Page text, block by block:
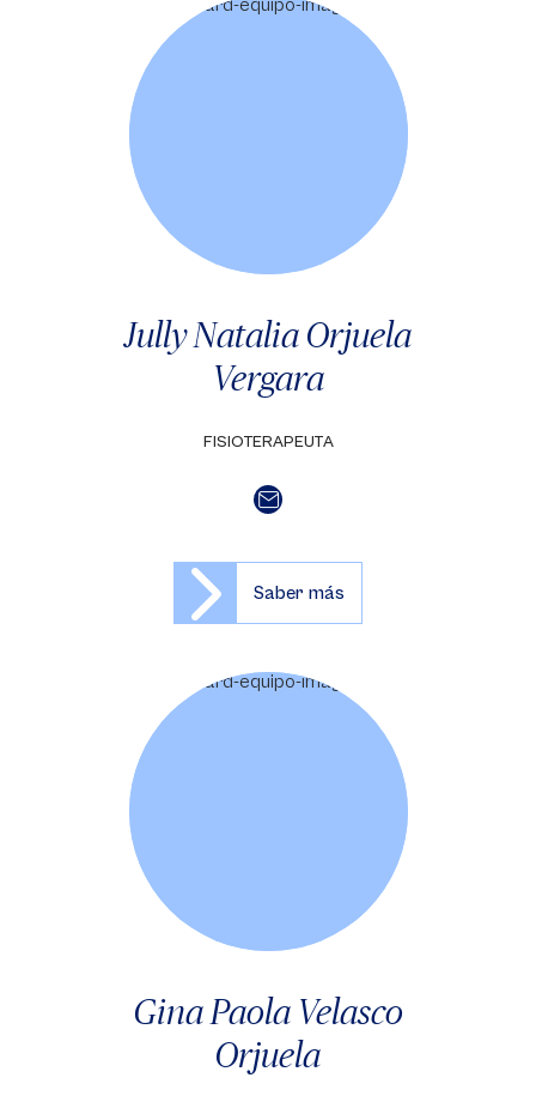
Jully Natalia Orjuela
Vergara
FISIOTERAPEUTA
Saber más
Gina Paola Velasco
Orjuela